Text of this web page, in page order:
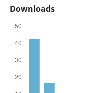
Downloads